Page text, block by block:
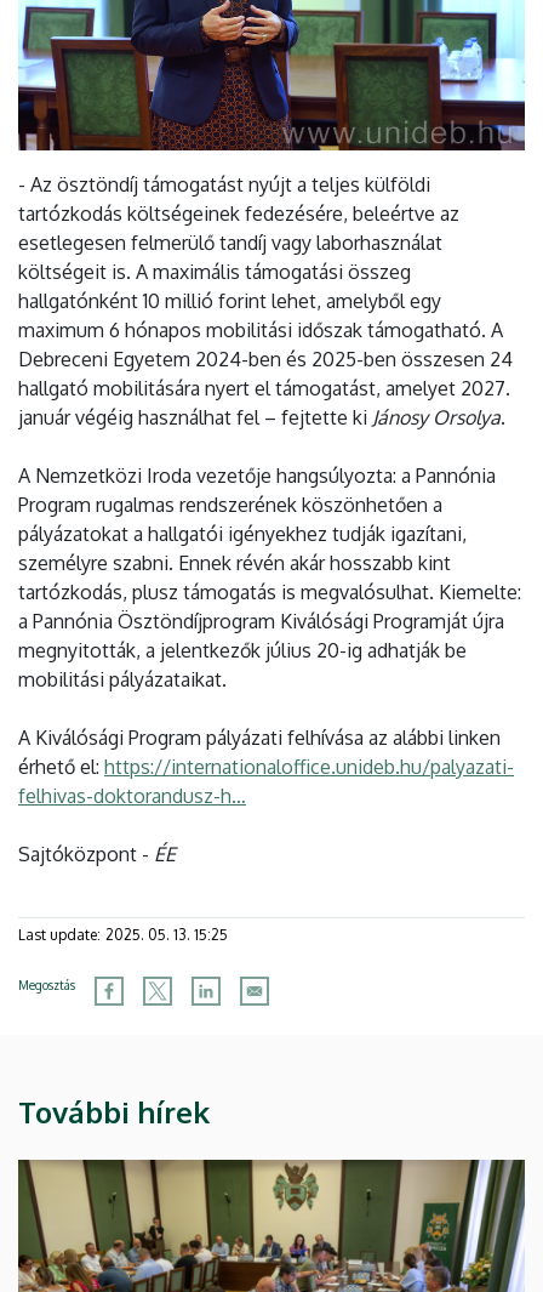
- Az ösztöndíj támogatást nyújt a teljes külföldi
tartózkodás költségeinek fedezésére, beleértve az
esetlegesen felmerülő tandíj vagy laborhasználat
költségeit is. A maximális támogatási összeg
hallgatónként 10 millió forint lehet, amelyből egy
maximum 6 hónapos mobilitási időszak támogatható. A
Debreceni Egyetem 2024-ben és 2025-ben összesen 24
hallgató mobilitására nyert el támogatást, amelyet 2027.
január végéig használhat fel – fejtette ki Jánosy Orsolya.
A Nemzetközi Iroda vezetője hangsúlyozta: a Pannónia
Program rugalmas rendszerének köszönhetően a
pályázatokat a hallgatói igényekhez tudják igazítani,
személyre szabni. Ennek révén akár hosszabb kint
tartózkodás, plusz támogatás is megvalósulhat. Kiemelte:
a Pannónia Ösztöndíjprogram Kiválósági Programját újra
megnyitották, a jelentkezők július 20-ig adhatják be
mobilitási pályázataikat.
A Kiválósági Program pályázati felhívása az alábbi linken
érhető el: https://internationaloffice.unideb.hu/palyazati-
felhivas-doktorandusz-h…
Sajtóközpont - ÉE
Last update: 2025. 05. 13. 15:25
Megosztás
További hírek